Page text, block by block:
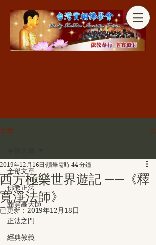
分享
文章
全部文章
佛教正法
義雲高大師
正法之門
經典教義
西方極樂世界遊記 ——《釋
寬淨法師》
2019年12月16日 讀畢需時 44 分鐘
已更新：2019年12月18日